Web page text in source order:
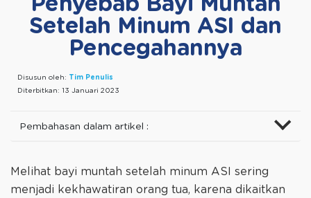
Setelah Minum ASI dan
Pencegahannya
Disusun oleh: Tim Penulis
Diterbitkan: 13 Januari 2023
Pembahasan dalam artikel :
Melihat bayi muntah setelah minum ASI sering
menjadi kekhawatiran orang tua, karena dikaitkan